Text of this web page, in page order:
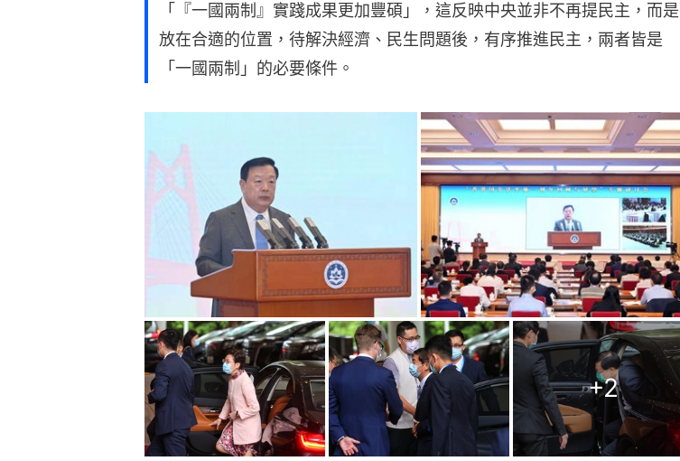
「『一國兩制』實踐成果更加豐碩」，這反映中央並非不再提民主，而是
放在合適的位置，待解決經濟、民生問題後，有序推進民主，兩者皆是
「一國兩制」的必要條件。
+2